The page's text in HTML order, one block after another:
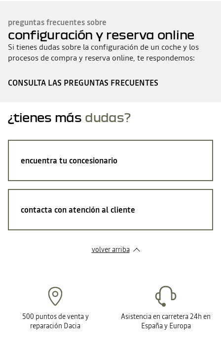
preguntas frecuentes sobre
configuración y reserva online
Si tienes dudas sobre la configuración de un coche y los
procesos de compra y reserva online, te respondemos:
CONSULTA LAS PREGUNTAS FRECUENTES
¿tienes más dudas?
encuentra tu concesionario
contacta con atención al cliente
volver arriba
500 puntos de venta y
reparación Dacia
Asistencia en carretera 24h en
España y Europa